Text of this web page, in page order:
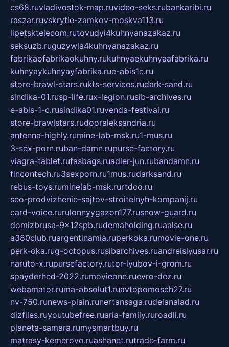
cs68.ruvladivostok-map.ruvideo-seks.rubankaribi.ru
raszar.ruvskrytie-zamkov-moskva113.ru
lipetsktelecom.rutovudyi4kuhnyanazakaz.ru
seksuzb.ruguzywia4kuhnyanazakaz.ru
fabrikaofabrikaokuhny.rukuhnyaekuhnyaafabrika.ru
kuhnyaykuhnyayfabrika.rue-abis1c.ru
store-brawl-stars.rukts-services.rudark-sand.ru
sindika-01.rusp-life.rux-legion.rusib-archives.ru
e-abis-1-c.rusindika01.ruvenda-festival.ru
store-brawlstars.rudooraleksandria.ru
antenna-highly.rumine-lab-msk.ru1-mus.ru
3-sex-porn.ruban-damn.rupurse-factory.ru
viagra-tablet.rufasbags.ruadler-jun.rubandamn.ru
fincontech.ru3sexporn.ru1mus.rudarksand.ru
rebus-toys.ruminelab-msk.rurtdco.ru
seo-prodvizhenie-sajtov-stroitelnyh-kompanij.ru
card-voice.rurulonnyygazon177.rusnow-guard.ru
domizbrusa-9x12spb.rudemaholding.ruaalse.ru
a380club.ruargentinamia.ruperkoka.rumovie-one.ru
perk-oka.rug-octopus.rusibarchives.ruandreislyusar.ru
naruto-x.rupursefactory.rutor-lyubov-i-grom.ru
spayderhed-2022.rumovieone.ruevro-dez.ru
webamator.ruma-absolut1.ruavtopomosch27.ru
nv-750.runews-plain.runertansaga.rudelanalad.ru
dizfiles.ruyoutubefree.ruaria-family.ruroadli.ru
planeta-samara.rumysmartbuy.ru
matrasy-kemerovo.ruashanet.rutrade-farm.ru